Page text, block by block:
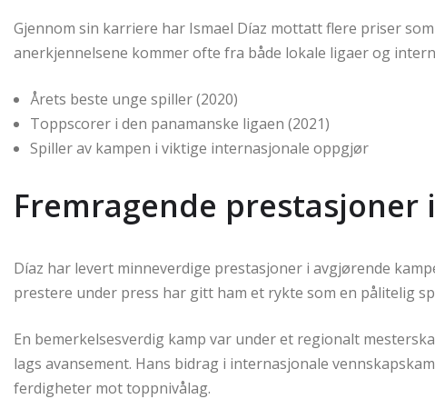
Gjennom sin karriere har Ismael Díaz mottatt flere priser
anerkjennelsene kommer ofte fra både lokale ligaer og
Årets beste unge spiller (2020)
Toppscorer i den panamanske ligaen (2021)
Spiller av kampen i viktige internasjonale oppgjør
Fremragende prestasjoner
Díaz har levert minneverdige prestasjoner i avgjørende
prestere under press har gitt ham et rykte som en pålitelig
En bemerkelsesverdig kamp var under et regionalt
lags avansement. Hans bidrag i internasjonale
ferdigheter mot toppnivålag.